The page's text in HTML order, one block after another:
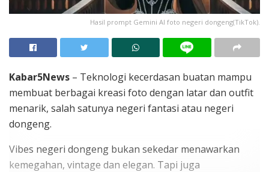
Hasil prompt Gemini AI foto negeri dongeng(TikTok).
Kabar5News – Teknologi kecerdasan buatan mampu
membuat berbagai kreasi foto dengan latar dan outfit
menarik, salah satunya negeri fantasi atau negeri
dongeng.
Vibes negeri dongeng bukan sekedar menawarkan
kemegahan, vintage dan elegan. Tapi juga